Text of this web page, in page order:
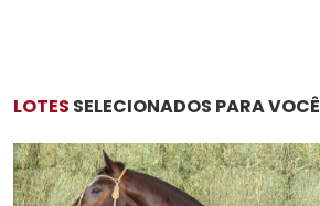
LOTES SELECIONADOS PARA VOCÊ